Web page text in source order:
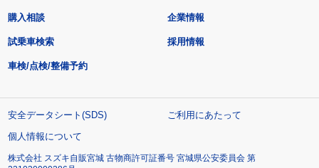
購入相談
試乗車検索
車検/点検/整備予約
企業情報
採用情報
安全データシート(SDS)
ご利用にあたって
個人情報について
株式会社 スズキ自販宮城 古物商許可証番号 宮城県公安委員会 第